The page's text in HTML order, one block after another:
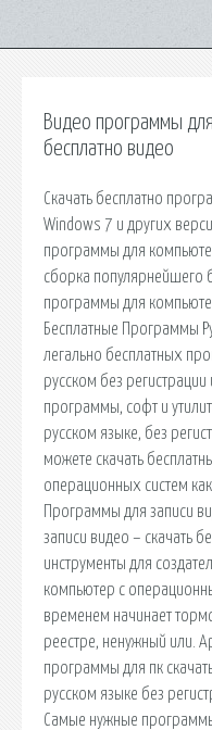
Видео программы
бесплатно видео
Скачать бесплатно
Windows 7 и других
программы для
сборка популярнейшего
программы для
Бесплатные Программы
легально бесплатных
русском без
программы, софт и
русском языке, без
можете скачать
операционных систем
Программы для записи
записи видео – скачать
инструменты для
компьютер с
временем начинает
реестре, ненужный или.
программы для пк
русском языке без
Самые нужные